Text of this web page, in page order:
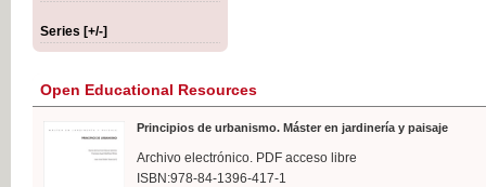
Series [+/-]
Open Educational Resources
Principios de urbanismo. Máster en jardinería y paisaje
Archivo electrónico. PDF acceso libre
ISBN:978-84-1396-417-1